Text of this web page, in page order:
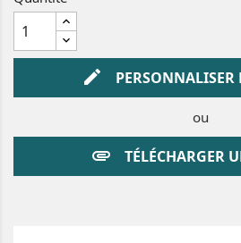
g
e
edit PERSONNALISER
ou
attachment TÉLÉCHARGER